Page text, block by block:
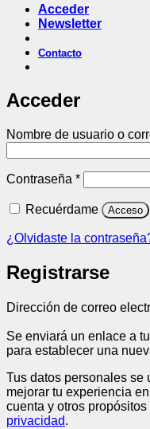
Acceder
Newsletter
Contacto
Acceder
Nombre de usuario o
Contraseña *Obligatorio
Recuérdame Acceso
¿Olvidaste la
Registrarse
Dirección de correo
Se enviará un enlace a
para establecer una
Tus datos personales se
mejorar tu experiencia
cuenta y otros
privacidad.